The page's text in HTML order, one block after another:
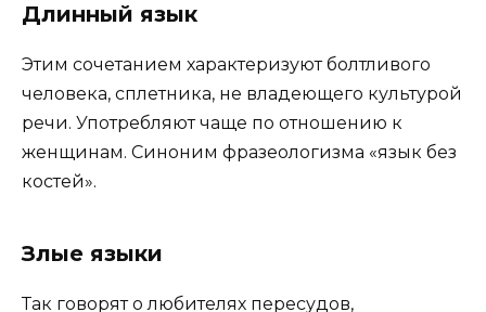
Длинный язык
Этим сочетанием характеризуют болтливого
человека, сплетника, не владеющего культурой
речи. Употребляют чаще по отношению к
женщинам. Синоним фразеологизма «язык без
костей».
Злые языки
Так говорят о любителях пересудов,